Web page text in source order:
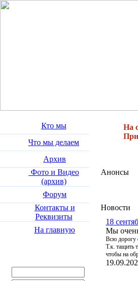
Кто мы
Что мы делаем
Архив
Фото и Видео
(архив)
Форум
Контакты и
Реквизиты
На главную
На
Анонсы
Новости
18
Мы
Всю дорогу
Т.к. тащить
чтобы на